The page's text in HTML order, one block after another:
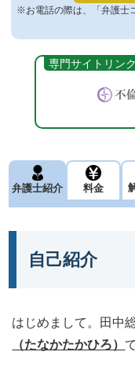
※お電話の際は、「弁護士
弁護士紹介 料金
自己紹介
はじめまして。田中
（たなかたかひろ）